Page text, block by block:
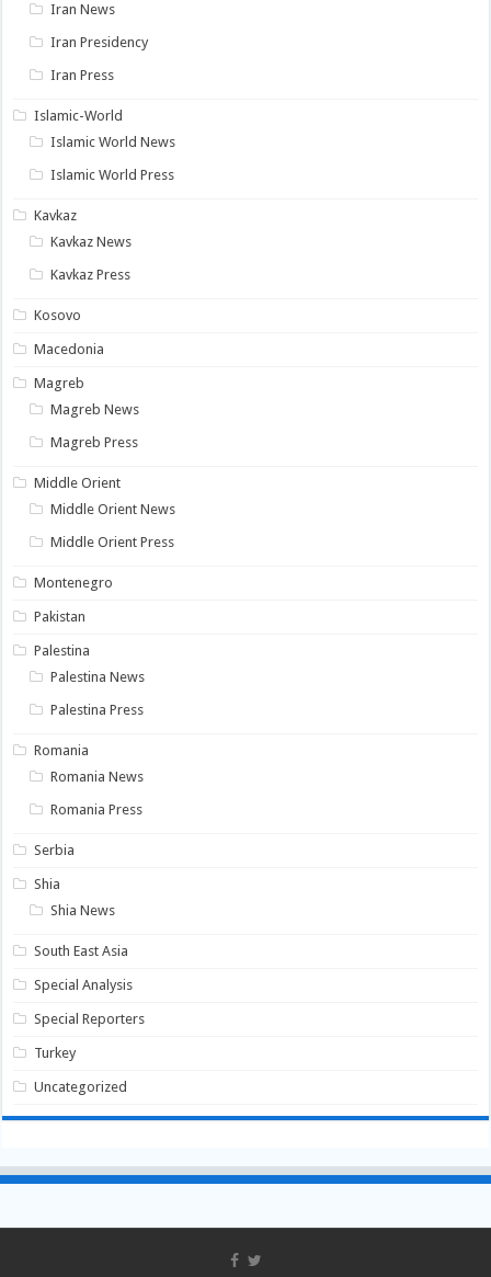
Iran News
Iran Presidency
Iran Press
Islamic-World
Islamic World News
Islamic World Press
Kavkaz
Kavkaz News
Kavkaz Press
Kosovo
Macedonia
Magreb
Magreb News
Magreb Press
Middle Orient
Middle Orient News
Middle Orient Press
Montenegro
Pakistan
Palestina
Palestina News
Palestina Press
Romania
Romania News
Romania Press
Serbia
Shia
Shia News
South East Asia
Special Analysis
Special Reporters
Turkey
Uncategorized